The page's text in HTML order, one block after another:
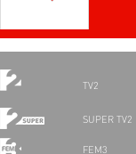
TV2
SUPER TV2
FEM3